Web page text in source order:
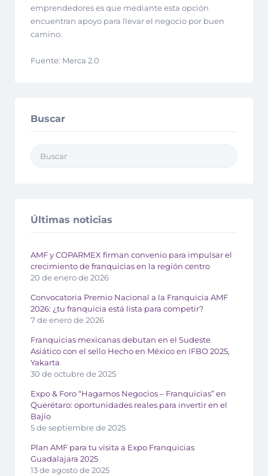
emprendedores es que mediante esta opción
encuentran apoyo para llevar el negocio por buen
camino.
Fuente: Merca 2.0
Buscar
Últimas noticias
AMF y COPARMEX firman convenio para impulsar el
crecimiento de franquicias en la región centro
20 de enero de 2026
Convocatoria Premio Nacional a la Franquicia AMF
2026: ¿tu franquicia está lista para competir?
7 de enero de 2026
Franquicias mexicanas debutan en el Sudeste
Asiático con el sello Hecho en México en IFBO 2025,
Yakarta
30 de octubre de 2025
Expo & Foro “Hagamos Negocios – Franquicias” en
Querétaro: oportunidades reales para invertir en el
Bajío
5 de septiembre de 2025
Plan AMF para tu visita a Expo Franquicias
Guadalajara 2025
13 de agosto de 2025